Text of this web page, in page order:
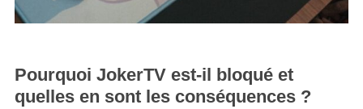
Pourquoi JokerTV est-il bloqué et
quelles en sont les conséquences ?